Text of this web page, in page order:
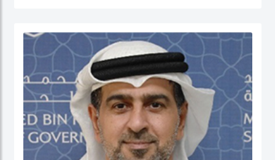
باحث غير مقيم في عام 2023. تركز مجالات بحثها الرئيسية على ريادة الأعمال الاجتماعية،
والتنمية المستدامة، والمسؤولية الاجتماعية للشركات. وهي عضو نشط في الشبكة
الدولية للباحثين في ريادة الأعمال الاجتماعية (شبكة EMES) وشبكة الأعمال في
المجتمع، وأكاديمية الإدارة، وأكاديمية الأعمال الدولية. حصلت على شهادات تقدير
لمساهماتها في تطوير ريادة الأعمال الاجتماعية في روسيا من المنظمات العامة
والخاصة. ألّفت أكثر من 30 منشورًا في مجلات وطنية ودولية، وكتب، ومجموعات دراسات
حالة. نُشرت أعمالها في مراجعة الأعمال الدولية، حوكمة الشركات، مراجعة الأسواق
الناشئة، مراجعة الإدارة الأوروبية، وغيرها. كما أنها مراجع للعديد من المجلات الوطنية
والدولية.ملف غوغل سكولار